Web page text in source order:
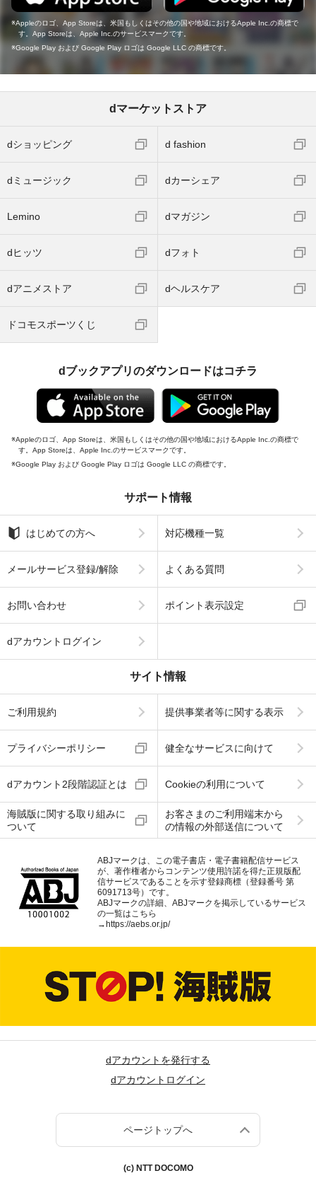
Appleのロゴ、App Storeは、米国もしくはその他の国や地域におけるApple Inc.の商標で
す。App Storeは、Apple Inc.のサービスマークです。
Google Play および Google Play ロゴは Google LLC の商標です。
dマーケットストア
dショッピング d fashion
dミュージック dカーシェア
Lemino dマガジン
dヒッツ dフォト
dアニメストア dヘルスケア
ドコモスポーツくじ
dブックアプリのダウンロードはコチラ
Appleのロゴ、App Storeは、米国もしくはその他の国や地域におけるApple Inc.の商標で
す。App Storeは、Apple Inc.のサービスマークです。
Google Play および Google Play ロゴは Google LLC の商標です。
サポート情報
はじめての方へ 対応機種一覧
メールサービス登録/解除 よくある質問
お問い合わせ ポイント表示設定
dアカウントログイン
サイト情報
ご利用規約 提供事業者等に関する表示
プライバシーポリシー 健全なサービスに向けて
dアカウント2段階認証とは Cookieの利用について
海賊版に関する取り組みに
ついて
お客さまのご利用端末から
の情報の外部送信について
ABJマークは、この電子書店・電子書籍配信サービス
が、著作権者からコンテンツ使用許諾を得た正規版配
信サービスであることを示す登録商標（登録番号 第
6091713号）です。
ABJマークの詳細、ABJマークを掲示しているサービス
の一覧はこちら
→ https://aebs.or.jp/
dアカウントを発行する
dアカウントログイン
ページトップへ
(c) NTT DOCOMO